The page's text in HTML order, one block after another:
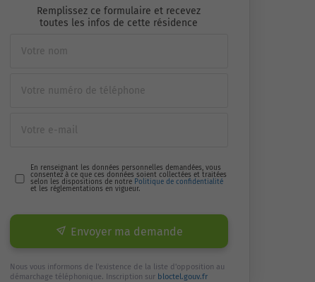
Remplissez ce formulaire et recevez
toutes les infos de cette résidence
En renseignant les données personnelles demandées, vous
consentez à ce que ces données soient collectées et traitées
selon les dispositions de notre Politique de confidentialité
et les réglementations en vigueur.
Envoyer ma demande
Nous vous informons de l'existence de la liste d'opposition au
démarchage téléphonique. Inscription sur bloctel.gouv.fr